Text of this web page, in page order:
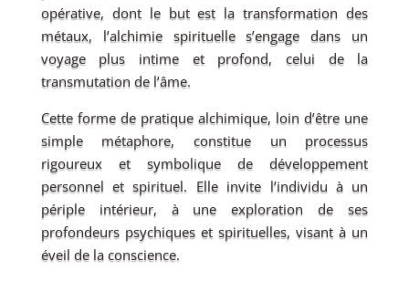
opérative, dont le but est la transformation des
métaux, l’alchimie spirituelle s’engage dans un
voyage plus intime et profond, celui de la
transmutation de l’âme.
Cette forme de pratique alchimique, loin d’être une
simple métaphore, constitue un processus
rigoureux et symbolique de développement
personnel et spirituel. Elle invite l’individu à un
périple intérieur, à une exploration de ses
profondeurs psychiques et spirituelles, visant à un
éveil de la conscience.